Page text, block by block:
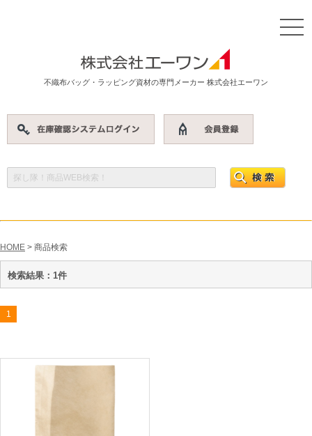
不織布バッグ・ラッピング資材の専門メーカー 株式会社エーワン
HOME > 商品検索
検索結果：1件
1